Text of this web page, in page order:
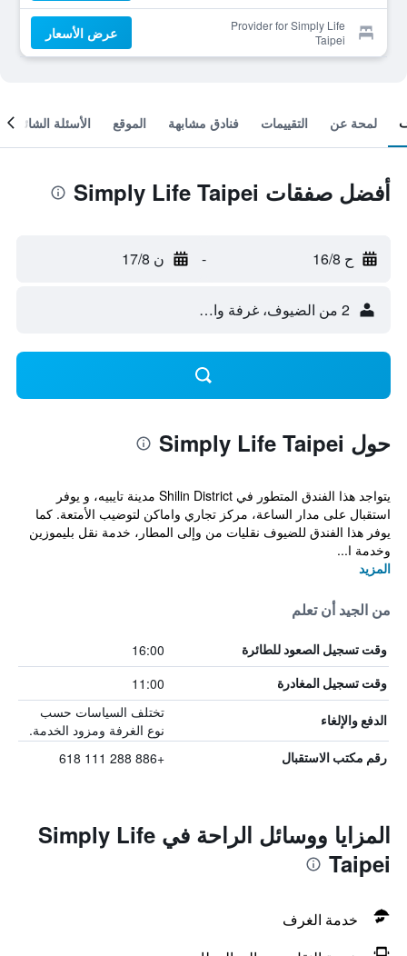
Provider for Simply Life
Taipei
عرض الأسعار
لمحة عن التقييمات فنادق مشابهة الموقع الأسئلة الشائعة
أفضل صفقات Simply Life Taipei
ح 16/8 - ن 17/8
2 من الضيوف، غرفة واحدة
حول Simply Life Taipei
يتواجد هذا الفندق المتطور في Shilin District مدينة تايبيه، و يوفر
استقبال على مدار الساعة، مركز تجاري واماكن لتوضيب الأمتعة. كما
يوفر هذا الفندق للضيوف نقليات من وإلى المطار، خدمة نقل بليموزين
وخدمة ا...
المزيد
من الجيد أن تعلم
وقت تسجيل الصعود للطائرة 16:00
وقت تسجيل المغادرة 11:00
الدفع والإلغاء
تختلف السياسات حسب
نوع الغرفة ومزود الخدمة.
رقم مكتب الاستقبال +886 288 111 618
المزايا ووسائل الراحة في Simply Life
Taipei
خدمة الغرف